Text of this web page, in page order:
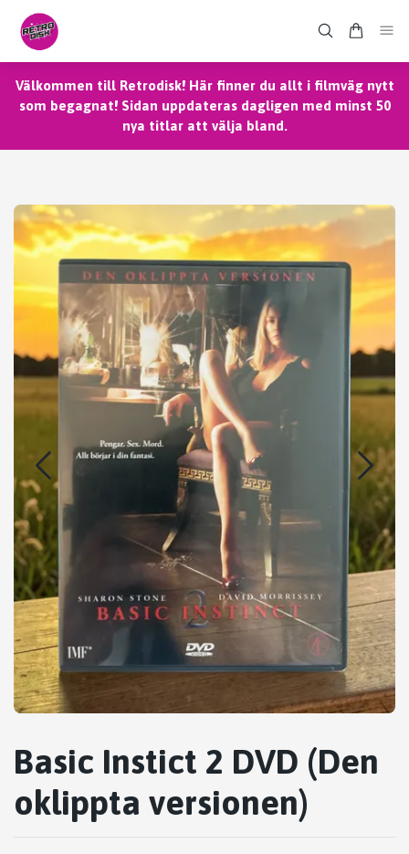
Välkommen till Retrodisk! Här finner du allt i filmväg nytt
som begagnat! Sidan uppdateras dagligen med minst 50
nya titlar att välja bland.
Basic Instict 2 DVD (Den
oklippta versionen)